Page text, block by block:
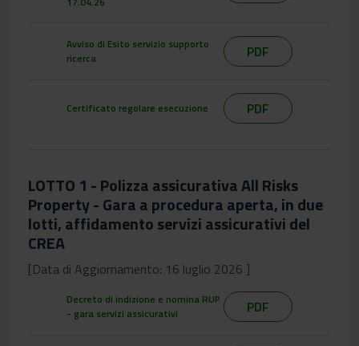
Avviso di Esito servizio supporto
ricerca
PDF
Certificato regolare esecuzione PDF
LOTTO 1 - Polizza assicurativa All Risks
Property - Gara a procedura aperta, in due
lotti, affidamento servizi assicurativi del
CREA
[Data di Aggiornamento: 16 luglio 2026 ]
Decreto di indizione e nomina RUP
- gara servizi assicurativi
PDF